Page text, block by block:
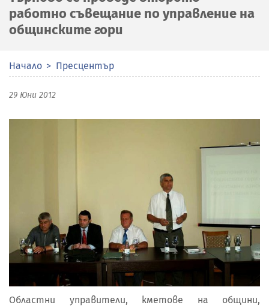
работно съвещание по управление на
общинските гори
Начало Пресцентър
29 Юни 2012
Областни управители, кметове на общини,